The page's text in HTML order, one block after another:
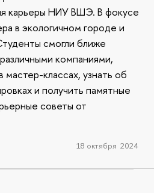
карьеры НИУ ВШЭ. В фокусе
в экологичном городе и
смогли ближе
компаниями,
мастер-классах, узнать об
и получить памятные
советы от
18 октября 2024